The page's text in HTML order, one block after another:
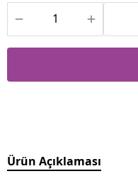
Ürün Açıklaması